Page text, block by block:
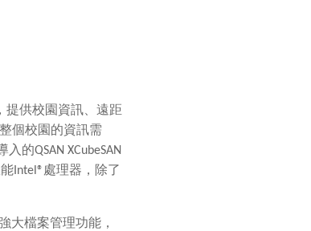
提供校園資訊、遠距
個校園的資訊需
入的QSAN XCubeSAN
Intel®處理器，除了
大檔案管理功能，